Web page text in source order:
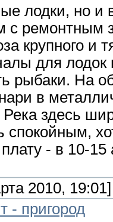
лодки, но и
с ремонтным
крупного и
для
рыбаки. На
в
здесь
спокойным,
- в 10-15
2010, 19:01]
- пригород